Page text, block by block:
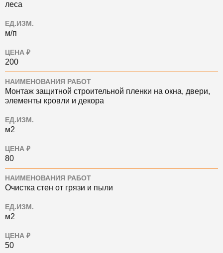
леса
ЕД.ИЗМ.
м/п
ЦЕНА ₽
200
НАИМЕНОВАНИЯ РАБОТ
Монтаж защитной строительной пленки на окна, двери,
элементы кровли и декора
ЕД.ИЗМ.
м2
ЦЕНА ₽
80
НАИМЕНОВАНИЯ РАБОТ
Очистка стен от грязи и пыли
ЕД.ИЗМ.
м2
ЦЕНА ₽
50